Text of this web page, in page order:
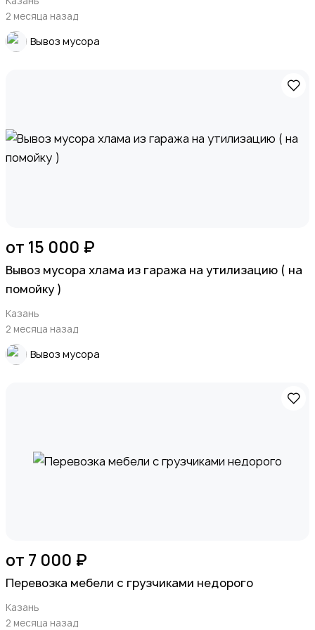
2 месяца назад
Вывоз мусора
от 15 000 ₽
Вывоз мусора хлама из гаража на утилизацию ( на
помойку )
Казань
2 месяца назад
Вывоз мусора
от 7 000 ₽
Перевозка мебели с грузчиками недорого
Казань
2 месяца назад